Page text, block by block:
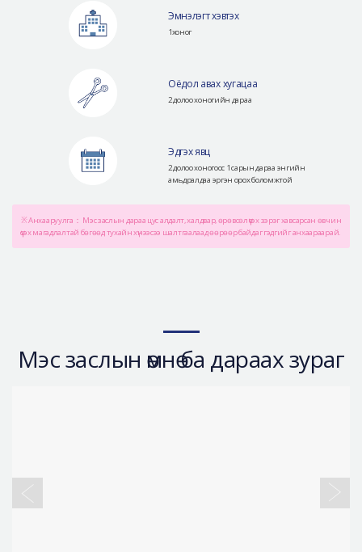
Эмнэлэгт хэвтэх
1хоног
Оёдол авах хугацаа
2 долоо хоногийн дараа
Эдгэх явц
2 долоо хоногоос 1 сарын дараа энгийн
амьдралдаа эргэн орох боломжтой
※ Анхааруулга： Мэс заслын дараа цус алдалт, халдвар, өрөвсөл үүсэх зэрэг хавсарсан өвчин
үүсэх магадлалтай бөгөөд тухайн хүнээсээ шалтгаалаад өөрөөр байдаг гэдгийг анхаараарай.
Мэс заслын өмнө ба дараах зураг